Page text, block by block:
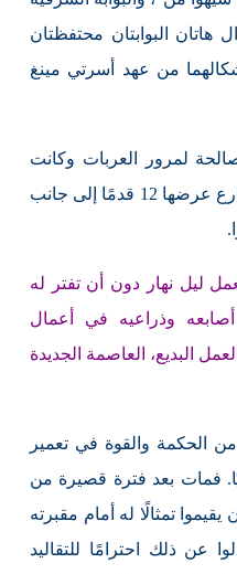
هاتان البوابتان محتفظتان
من عهد أسرتي مينغ
لمرور العربات وكانت
هناك شوارع عرضها 24 قدمًا وشوارع عرضها 12 قدمًا إلى جانب
ليل نهار دون أن تفتر له
وذراعيه في أعمال
البديع، العاصمة الجديدة
الحكمة والقوة في تعمير
فمات بعد فترة قصيرة من
تمثالًا له أمام مقبرته
عن ذلك احترامًا للتقاليد